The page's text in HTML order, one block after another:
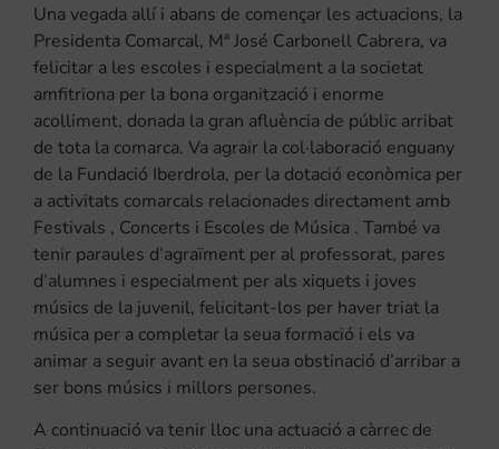
Una vegada allí i abans de començar les actuacions, la
Presidenta Comarcal, Mª José Carbonell Cabrera, va
felicitar a les escoles i especialment a la societat
amfitriona per la bona organització i enorme
acolliment, donada la gran afluència de públic arribat
de tota la comarca. Va agrair la col·laboració enguany
de la Fundació Iberdrola, per la dotació econòmica per
a activitats comarcals relacionades directament amb
Festivals , Concerts i Escoles de Música . També va
tenir paraules d’agraïment per al professorat, pares
d’alumnes i especialment per als xiquets i joves
músics de la juvenil, felicitant-los per haver triat la
música per a completar la seua formació i els va
animar a seguir avant en la seua obstinació d’arribar a
ser bons músics i millors persones.
A continuació va tenir lloc una actuació a càrrec de